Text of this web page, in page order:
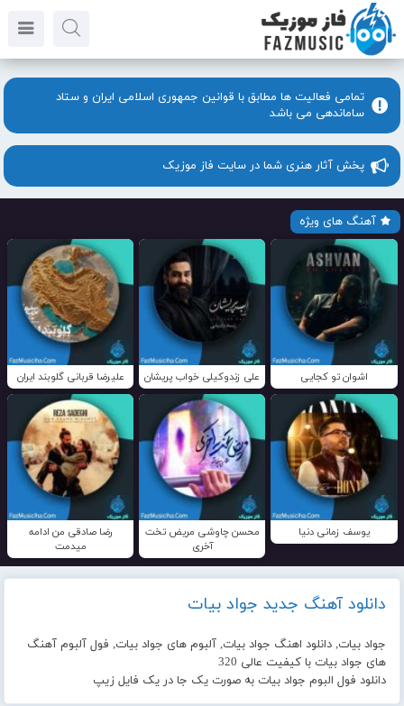
تمامی فعالیت ها مطابق با قوانین جمهوری اسلامی ایران و ستاد
ساماندهی می باشد
پخش آثار هنری شما در سایت فاز موزیک
آهنگ های ویژه
اشوان تو کجایی علی زندوکیلی خواب پریشان علیرضا قربانی گلوبند ایران
یوسف زمانی دنیا
محسن چاوشی مریض تخت
آخری
رضا صادقی من ادامه
میدمت
دانلود آهنگ جدید جواد بیات
جواد بیات, دانلود اهنگ جواد بیات, آلبوم های جواد بیات, فول آلبوم آهنگ
های جواد بیات با کیفیت عالی 320
دانلود فول البوم جواد بیات به صورت یک جا در یک فایل زیپ